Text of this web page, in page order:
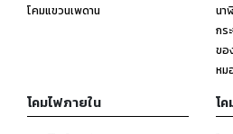
โคมแขวนเพดาน
นา
กร
ขอ
หม
โคมไฟภายใน โ